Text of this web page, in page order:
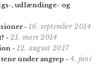
, udlændinge- og
-16. september 2014
- 21. mars 2014
- 12. august 2017
under angrep - 4. juni